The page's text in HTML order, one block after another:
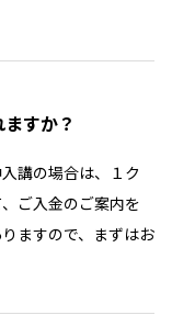
すか？
講の場合は、１ク
ご入金のご案内を
ますので、まずはお